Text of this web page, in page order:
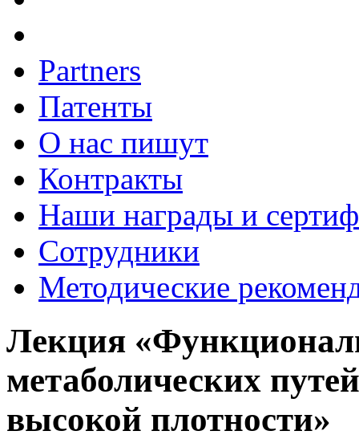
Partners
Патенты
О нас пишут
Контракты
Наши награды и
Сотрудники
Методические
Лекция
метаболических
высокой плотности»